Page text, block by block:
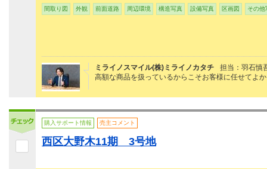
間取り図 外観 前面道路 周辺環境 構造写真 設備写真 区画図 その他
ミライノスマイル(株)ミライノカタチ
担当：羽石慎
高額な商品を扱っているからこそお客様に任せてよ
購入サポート情報 売主コメント
西区大野木11期 3号地